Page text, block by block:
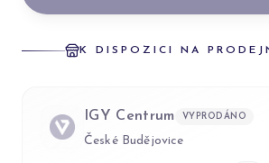
K DISPOZICI NA
IGY Centrum VYPRODÁNO
České Budějovice